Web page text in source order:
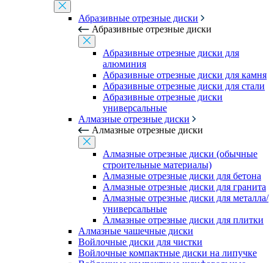
Абразивные отрезные диски
Абразивные отрезные диски
Абразивные отрезные диски для
алюминия
Абразивные отрезные диски для камня
Абразивные отрезные диски для стали
Абразивные отрезные диски
универсальные
Алмазные отрезные диски
Алмазные отрезные диски
Алмазные отрезные диски (обычные
строительные материалы)
Алмазные отрезные диски для бетона
Алмазные отрезные диски для гранита
Алмазные отрезные диски для металла/
универсальные
Алмазные отрезные диски для плитки
Алмазные чашечные диски
Войлочные диски для чистки
Войлочные компактные диски на липучке